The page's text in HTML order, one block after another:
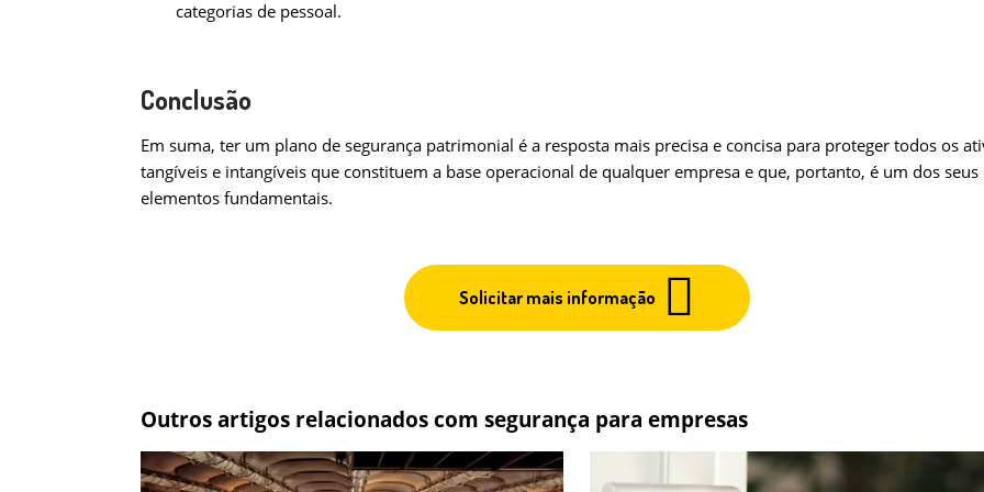
categorias de pessoal.
Conclusão
Em suma, ter um plano de segurança patrimonial é a resposta mais precisa e concisa para proteger todos os
tangíveis e intangíveis que constituem a base operacional de qualquer empresa e que, portanto, é um dos seus
elementos fundamentais.
Solicitar mais informação
Outros artigos relacionados com segurança para empresas